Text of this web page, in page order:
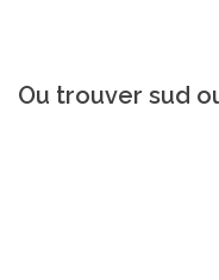
Ou trouver sud